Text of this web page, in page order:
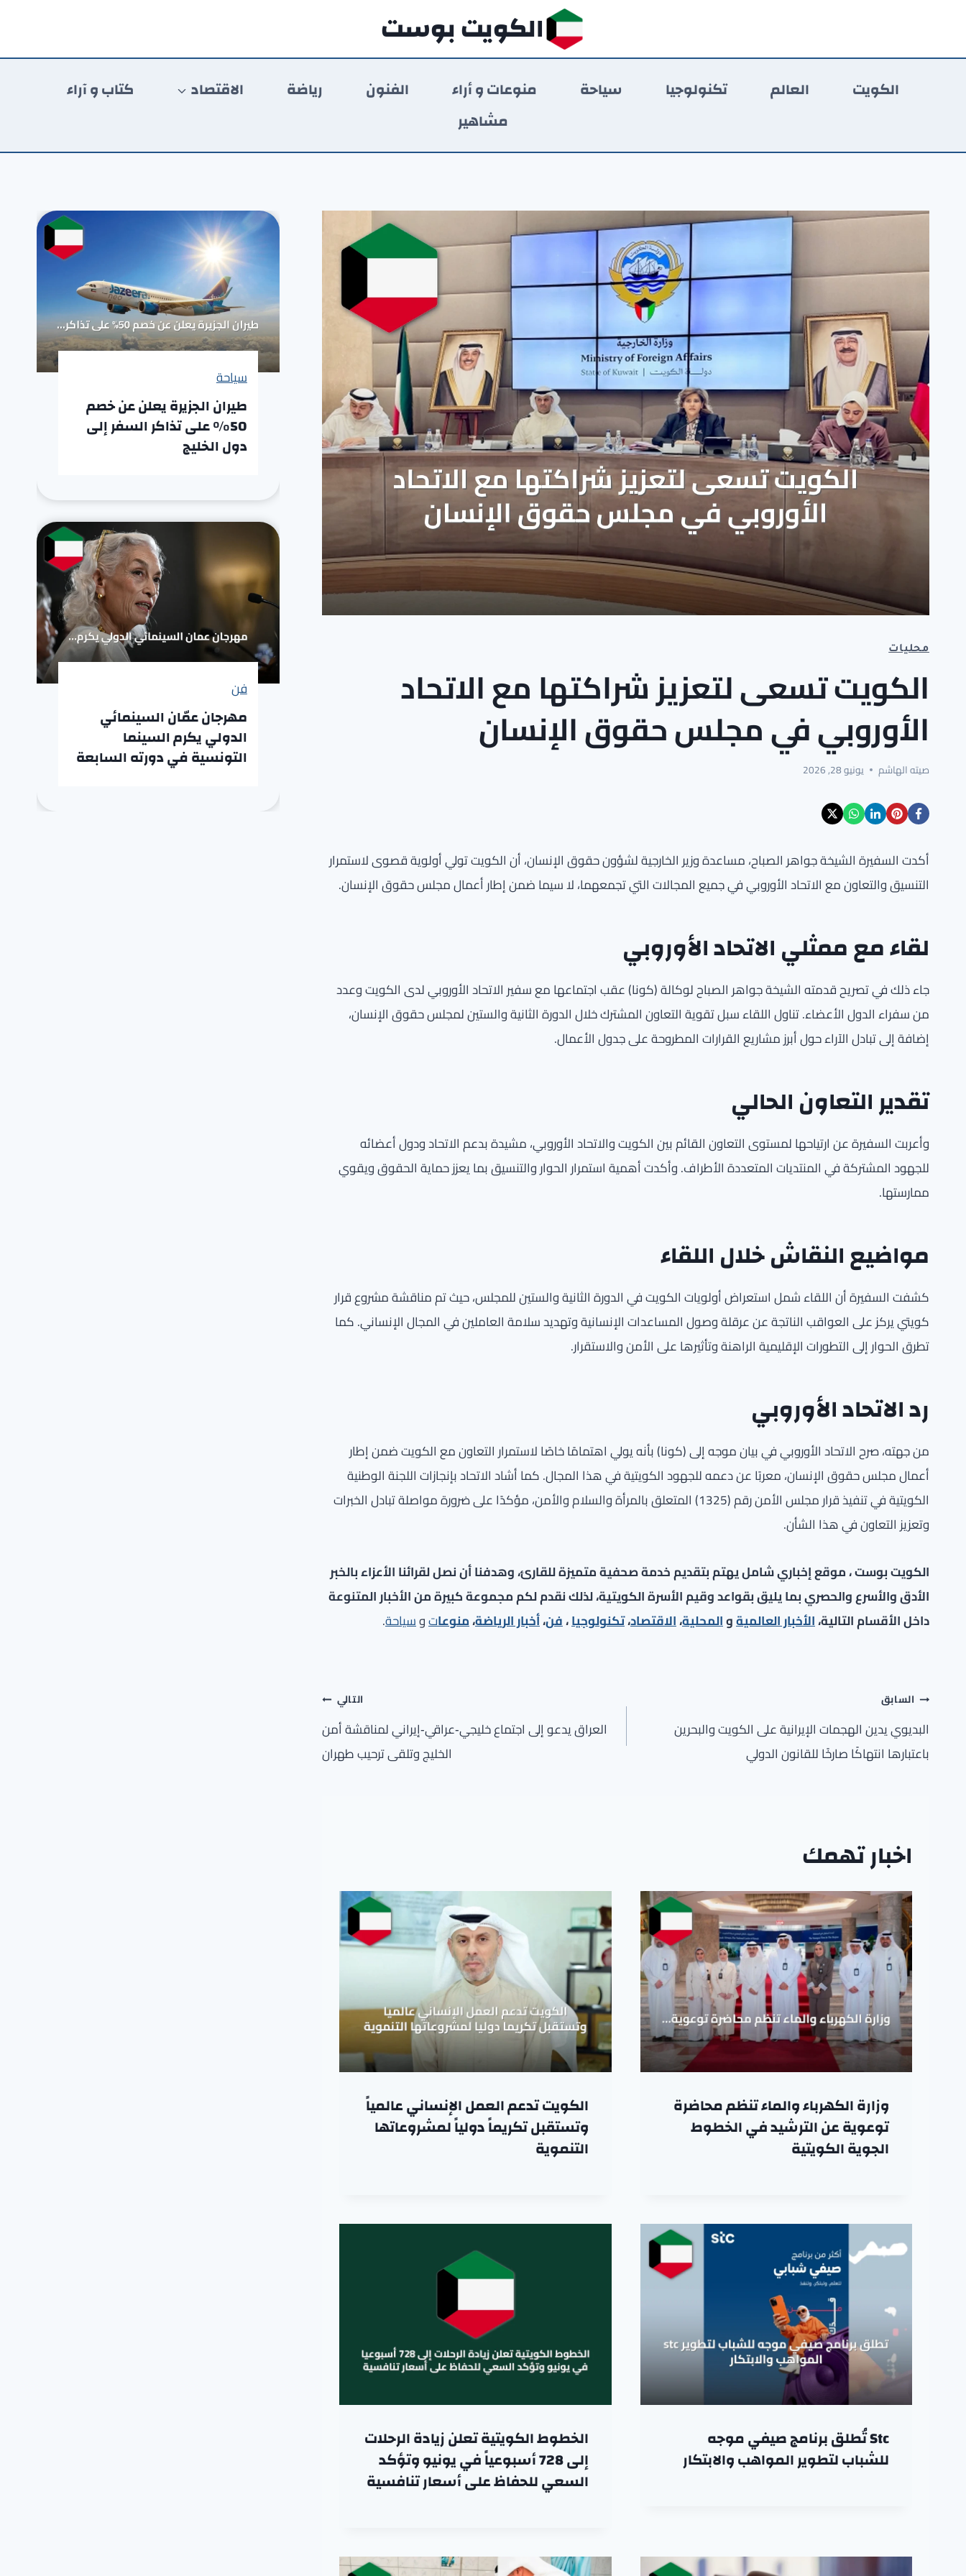
المحتوى
الكويت بوست
الكويت العالم تكنولوجيا سياحة منوعات و أراء الفنون رياضة الاقتصاد
كتاب و آراء
مشاهير
محليات
الكويت تسعى لتعزيز شراكتها مع الاتحاد
الأوروبي في مجلس حقوق الإنسان
صيته الهاشم يونيو 28, 2026
أكدت السفيرة الشيخة جواهر الصباح، مساعدة وزير الخارجية لشؤون حقوق الإنسان، أن الكويت تولي أولوية قصوى لاستمرار
التنسيق والتعاون مع الاتحاد الأوروبي في جميع المجالات التي تجمعهما، لا سيما ضمن إطار أعمال مجلس حقوق الإنسان.
لقاء مع ممثلي الاتحاد الأوروبي
جاء ذلك في تصريح قدمته الشيخة جواهر الصباح لوكالة (كونا) عقب اجتماعها مع سفير الاتحاد الأوروبي لدى الكويت وعدد
من سفراء الدول الأعضاء. تناول اللقاء سبل تقوية التعاون المشترك خلال الدورة الثانية والستين لمجلس حقوق الإنسان،
إضافة إلى تبادل الآراء حول أبرز مشاريع القرارات المطروحة على جدول الأعمال.
تقدير التعاون الحالي
وأعربت السفيرة عن ارتياحها لمستوى التعاون القائم بين الكويت والاتحاد الأوروبي، مشيدة بدعم الاتحاد ودول أعضائه
للجهود المشتركة في المنتديات المتعددة الأطراف. وأكدت أهمية استمرار الحوار والتنسيق بما يعزز حماية الحقوق ويقوي
ممارستها.
مواضيع النقاش خلال اللقاء
كشفت السفيرة أن اللقاء شمل استعراض أولويات الكويت في الدورة الثانية والستين للمجلس، حيث تم مناقشة مشروع قرار
كويتي يركز على العواقب الناتجة عن عرقلة وصول المساعدات الإنسانية وتهديد سلامة العاملين في المجال الإنساني. كما
تطرق الحوار إلى التطورات الإقليمية الراهنة وتأثيرها على الأمن والاستقرار.
رد الاتحاد الأوروبي
من جهته، صرح الاتحاد الأوروبي في بيان موجه إلى (كونا) بأنه يولي اهتمامًا خاصًا لاستمرار التعاون مع الكويت ضمن إطار
أعمال مجلس حقوق الإنسان، معربًا عن دعمه للجهود الكويتية في هذا المجال. كما أشاد الاتحاد بإنجازات اللجنة الوطنية
الكويتية في تنفيذ قرار مجلس الأمن رقم (1325) المتعلق بالمرأة والسلام والأمن، مؤكدًا على ضرورة مواصلة تبادل الخبرات
وتعزيز التعاون في هذا الشأن.
الكويت بوست ، موقع إخباري شامل يهتم بتقديم خدمة صحفية متميزة للقارئ، وهدفنا أن نصل لقرائنا الأعزاء بالخبر
الأدق والأسرع والحصري بما يليق بقواعد وقيم الأسرة الكويتية، لذلك نقدم لكم مجموعة كبيرة من الأخبار المتنوعة
داخل الأقسام التالية،الأخبار العالميةوالمحلية،الاقتصاد،تكنولوجيا،فن،أخبار الرياضة،منوعاتوسياحة.
تصفّح
المقالات
السابق
البديوي يدين الهجمات الإيرانية على الكويت والبحرين
باعتبارها انتهاكًا صارخًا للقانون الدولي
التالي
العراق يدعو إلى اجتماع خليجي‑عراقي‑إيراني لمناقشة أمن
الخليج وتلقى ترحيب طهران
اخبار تهمك
وزارة الكهرباء والماء تنظم محاضرة
توعوية عن الترشيد في الخطوط
الجوية الكويتية
الكويت تدعم العمل الإنساني عالمياً
وتستقبل تكريماً دولياً لمشروعاتها
التنموية
Stc تُطلق برنامج صيفي موجه
للشباب لتطوير المواهب والابتكار
الخطوط الكويتية تعلن زيادة الرحلات
إلى 728 أسبوعياً في يونيو وتؤكد
السعي للحفاظ على أسعار تنافسية
سياحة
طيران الجزيرة يعلن عن خصم
50% على تذاكر السفر إلى
دول الخليج
فن
مهرجان عمّان السينمائي
الدولي يكرم السينما
التونسية في دورته السابعة